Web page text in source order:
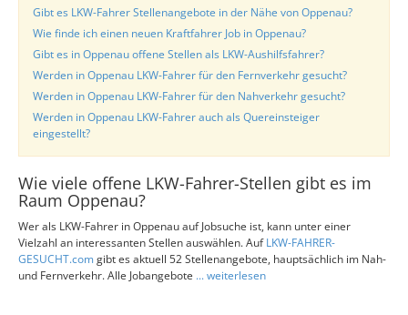
Gibt es LKW-Fahrer Stellenangebote in der Nähe von Oppenau?
Wie finde ich einen neuen Kraftfahrer Job in Oppenau?
Gibt es in Oppenau offene Stellen als LKW-Aushilfsfahrer?
Werden in Oppenau LKW-Fahrer für den Fernverkehr gesucht?
Werden in Oppenau LKW-Fahrer für den Nahverkehr gesucht?
Werden in Oppenau LKW-Fahrer auch als Quereinsteiger
eingestellt?
Wie viele offene LKW-Fahrer-Stellen gibt es im
Raum Oppenau?
Wer als LKW-Fahrer in Oppenau auf Jobsuche ist, kann unter einer
Vielzahl an interessanten Stellen auswählen. AufLKW-FAHRER-
GESUCHT.comgibt es aktuell 52 Stellenangebote, hauptsächlich im Nah-
und Fernverkehr. Alle Jobangebote ... weiterlesen